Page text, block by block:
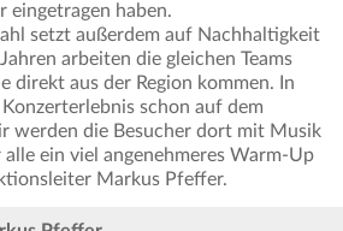
eingetragen haben.
setzt außerdem auf Nachhaltigkeit
arbeiten die gleichen Teams
direkt aus der Region kommen. In
schon auf dem
werden die Besucher dort mit Musik
ein viel angenehmeres Warm-Up
Markus Pfeffer.